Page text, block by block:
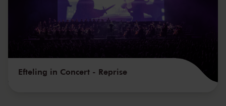
Efteling in Concert - Reprise